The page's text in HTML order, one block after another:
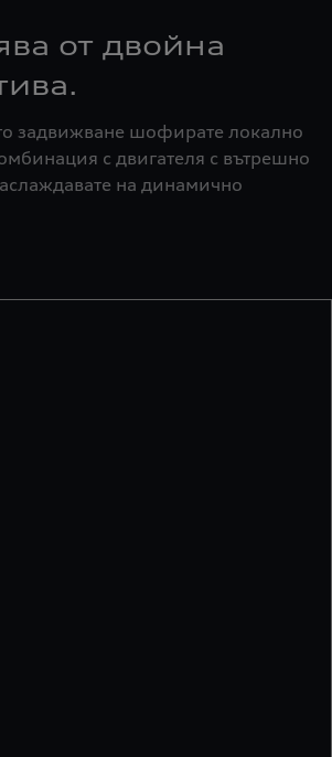
от двойна
задвижване шофирате локално
с двигателя с вътрешно
на динамично